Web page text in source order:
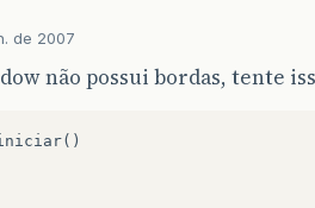
de 2007
não possui bordas, tente